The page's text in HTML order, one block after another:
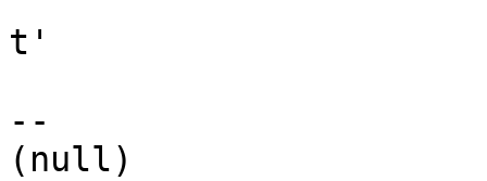
t'
--
(null)